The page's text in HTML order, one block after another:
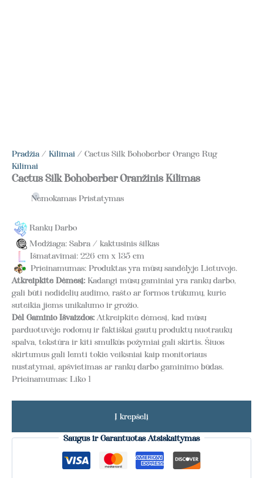
Pradžia / Kilimai / Cactus Silk Bohoberber Orange Rug
Kilimai
Cactus Silk Bohoberber Oranžinis Kilimas
Nemokamas Pristatymas
Rankų Darbo
Medžiaga: Sabra / kaktusinis šilkas
Išmatavimai: 226 cm x 135 cm
Prieinamumas: Produktas yra mūsų sandėlyje Lietuvoje.
Atkreipkite Dėmesį: Kadangi mūsų gaminiai yra rankų darbo,
gali būti nedidelių audimo, rašto ar formos trūkumų, kurie
suteikia jiems unikalumo ir grožio.
Dėl Gaminio Išvaizdos: Atkreipkite dėmesį, kad mūsų
parduotuvėje rodomų ir faktiškai gautų produktų nuotraukų
spalva, tekstūra ir kiti smulkūs požymiai gali skirtis. Šiuos
skirtumus gali lemti tokie veiksniai kaip monitoriaus
nustatymai, apšvietimas ar rankų darbo gaminimo būdas.
Prieinamumas: Liko 1
Į krepšelį
Saugus ir Garantuotas Atsiskaitymas